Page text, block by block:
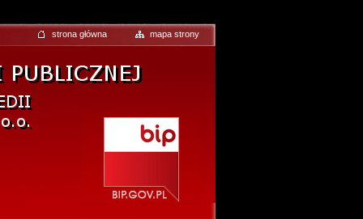
strona główna mapa strony